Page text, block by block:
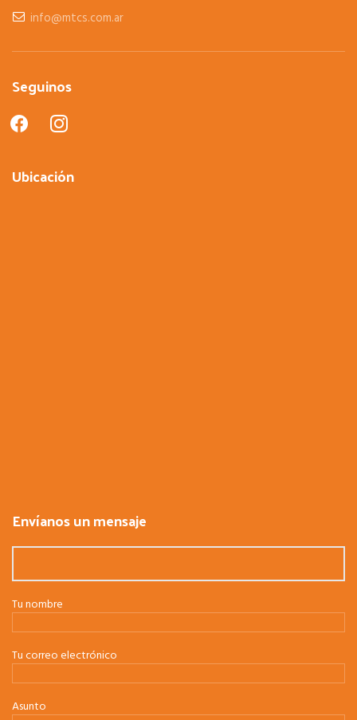
info@mtcs.com.ar
Seguinos
facebookinstagram
Ubicación
Envíanos un mensaje
Tu nombre
Tu correo electrónico
Asunto